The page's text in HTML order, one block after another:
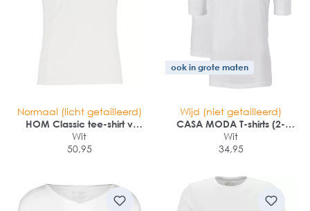
Normaal (licht getailleerd)
HOM Classic tee-shirt v
neck (1-pack)
Wit
50,95
ook in grote maten
Wijd (niet getailleerd)
CASA MODA T-shirts (2-
pack)
Wit
34,95